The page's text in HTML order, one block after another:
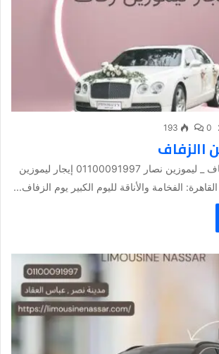
0
193
االزفاف
ايجار ليموزين الزفاف _ ليموزين نصار 01100091997 إيجار ليموزين
الفخامة والأناقة لليوم الكبير يوم الزفاف...